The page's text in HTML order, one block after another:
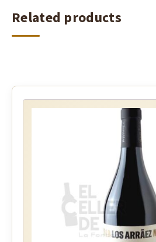
Related products